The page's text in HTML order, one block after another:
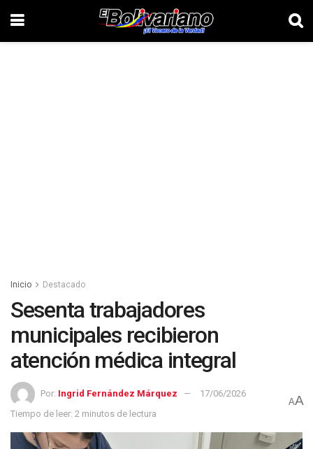
Inicio Destacado
Sesenta trabajadores
municipales recibieron
atención médica integral
Por: Ingrid Fernández Márquez
17/06/2026
Tiempo de leer: 2 minutos de lectura
AA